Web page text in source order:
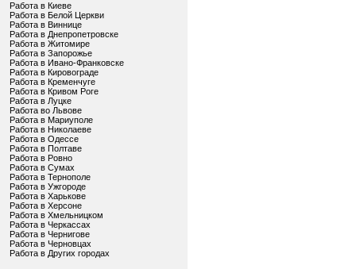
Работа в Киеве
Работа в Белой Церкви
Работа в Виннице
Работа в Днепропетровске
Работа в Житомире
Работа в Запорожье
Работа в Ивано-Франковске
Работа в Кировограде
Работа в Кременчуге
Работа в Кривом Роге
Работа в Луцке
Работа во Львове
Работа в Мариуполе
Работа в Николаеве
Работа в Одессе
Работа в Полтаве
Работа в Ровно
Работа в Сумах
Работа в Тернополе
Работа в Ужгороде
Работа в Харькове
Работа в Херсоне
Работа в Хмельницком
Работа в Черкассах
Работа в Чернигове
Работа в Черновцах
Работа в Других городах